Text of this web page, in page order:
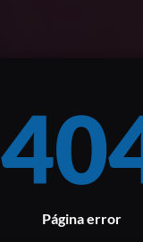
Página error